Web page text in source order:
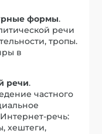
формы.
речи
тропы.
в
речи.
частного
речь:
хештеги,